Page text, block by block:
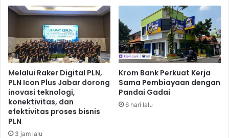
D
n
a
l
S
e
i
K
e
d
a
k
i
n
R
a
Melalui Raker Digital PLN,
PLN Icon Plus Jabar dorong
inovasi teknologi,
konektivitas, dan
efektivitas proses bisnis
PLN
3 jam lalu
Krom Bank Perkuat Kerja
Sama Pembiayaan dengan
Pandai Gadai
6 hari lalu